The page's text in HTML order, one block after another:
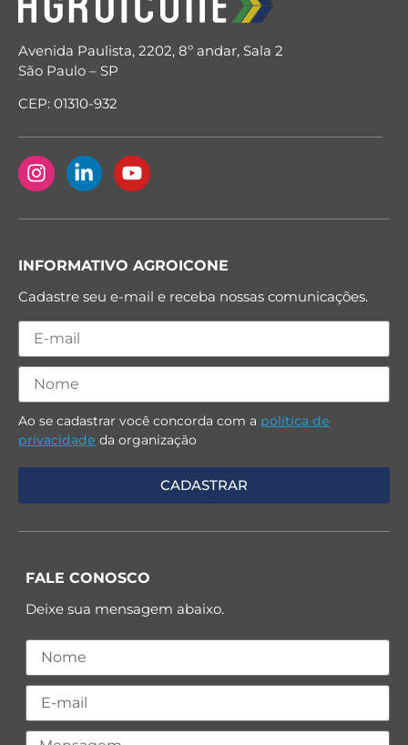
Avenida Paulista, 2202, 8º andar, Sala 2
São Paulo – SP
CEP: 01310-932
INFORMATIVO AGROICONE
Cadastre seu e-mail e receba nossas comunicações.
Ao se cadastrar você concorda com a política de
privacidade da organização
FALE CONOSCO
Deixe sua mensagem abaixo.